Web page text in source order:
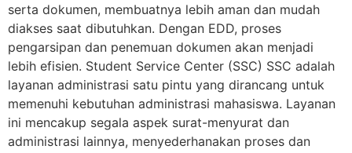
serta dokumen, membuatnya lebih aman dan mudah
diakses saat dibutuhkan. Dengan EDD, proses
pengarsipan dan penemuan dokumen akan menjadi
lebih efisien. Student Service Center (SSC) SSC adalah
layanan administrasi satu pintu yang dirancang untuk
memenuhi kebutuhan administrasi mahasiswa. Layanan
ini mencakup segala aspek surat-menyurat dan
administrasi lainnya, menyederhanakan proses dan